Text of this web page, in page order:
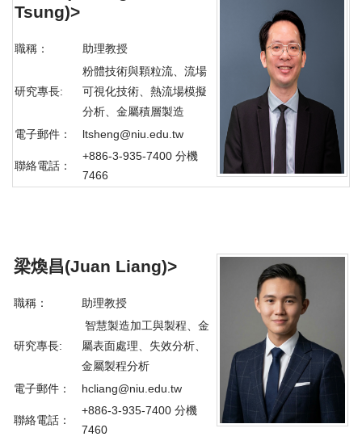
Tsung)>
職稱： 助理教授
研究專長:
粉體技術與顆粒流、流場
可視化技術、熱流場模擬
分析、金屬積層製造
電子郵件： ltsheng@niu.edu.tw
聯絡電話：
+886-3-935-7400 分機
7466
梁煥昌(Juan Liang)>
職稱： 助理教授
研究專長:
智慧製造加工與製程、金
屬表面處理、失效分析、
金屬製程分析
電子郵件： hcliang@niu.edu.tw
聯絡電話：
+886-3-935-7400 分機
7460